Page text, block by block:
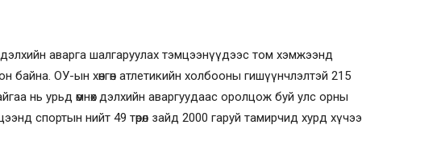
аварга шалгаруулах тэмцээнүүдээс том хэмжээнд
байна. ОУ-ын хөнгөн атлетикийн холбооны гишүүнчлэлтэй 215
нь урьд өмнөх дэлхийн аваргуудаас оролцож буй улс орны
спортын нийт 49 төрөл зайд 2000 гаруй тамирчид хурд хүчээ